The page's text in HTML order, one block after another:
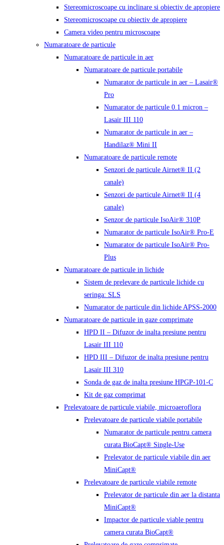
Stereomicroscoape cu inclinare si obiectiv de apropiere
Stereomicroscoape cu obiectiv de apropiere
Camera video pentru microscoape
Numaratoare de particule
Numaratoare de particule in aer
Numaratoare de particule portabile
Numarator de particule in aer – Lasair®
Pro
Numarator de particule 0.1 micron –
Lasair III 110
Numarator de particule in aer –
Handilaz® Mini II
Numaratoare de particule remote
Senzori de particule Airnet® II (2
canale)
Senzori de particule Airnet® II (4
canale)
Senzor de particule IsoAir® 310P
Numarator de particule IsoAir® Pro-E
Numarator de particule IsoAir® Pro-
Plus
Numaratoare de particule in lichide
Sistem de prelevare de particule lichide cu
seringa: SLS
Numarator de particule din lichide APSS-2000
Numaratoare de particule in gaze comprimate
HPD II – Difuzor de inalta presiune pentru
Lasair III 110
HPD III – Difuzor de inalta presiune pentru
Lasair III 310
Sonda de gaz de inalta presiune HPGP-101-C
Kit de gaz comprimat
Prelevatoare de particule viabile, microaeroflora
Prelevatoare de particule viabile portabile
Numarator de particule pentru camera
curata BioCapt® Single-Use
Prelevator de particule viabile din aer
MiniCapt®
Prelevatoare de particule viabile remote
Prelevator de particule din aer la distanta
MiniCapt®
Impactor de particule viable pentru
camera curata BioCapt®